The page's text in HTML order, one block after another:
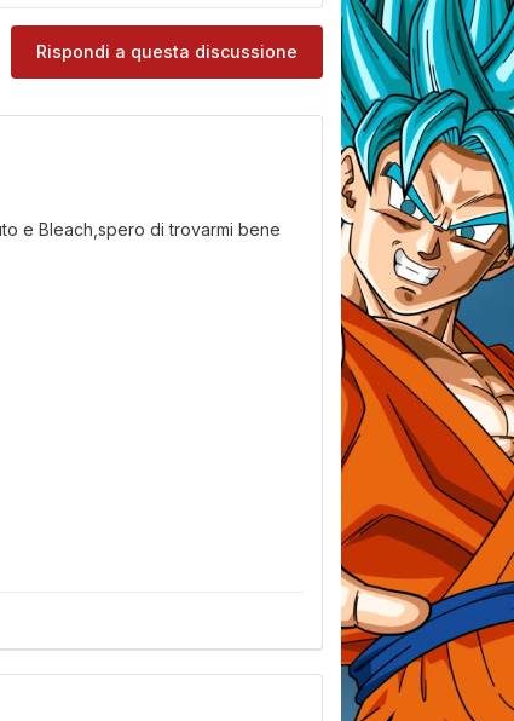
Rispondi a questa discussione
e Bleach,spero di trovarmi bene